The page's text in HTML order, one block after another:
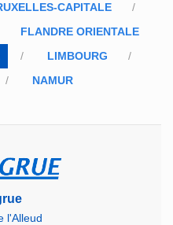
CAPITALE
FLANDRE ORIENTALE
LIMBOURG
NAMUR
l'Alleud